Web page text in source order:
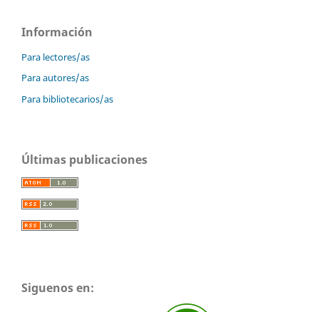
Información
Para lectores/as
Para autores/as
Para bibliotecarios/as
Últimas publicaciones
Siguenos en: